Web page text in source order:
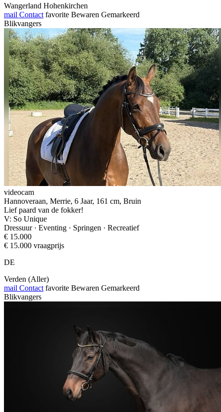
Wangerland Hohenkirchen
mail Contact favorite Bewaren Gemarkeerd
Blikvangers
videocam
Hannoveraan, Merrie, 6 Jaar, 161 cm, Bruin
Lief paard van de fokker!
V: So Unique
Dressuur · Eventing · Springen · Recreatief
€ 15.000
€ 15.000 vraagprijs
DE
Verden (Aller)
mail Contact favorite Bewaren Gemarkeerd
Blikvangers